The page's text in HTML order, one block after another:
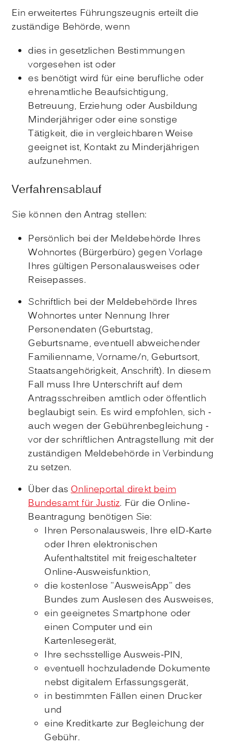
Ein erweitertes Führungszeugnis erteilt die
zuständige Behörde, wenn
dies in gesetzlichen Bestimmungen
vorgesehen ist oder
es benötigt wird für eine berufliche oder
ehrenamtliche Beaufsichtigung,
Betreuung, Erziehung oder Ausbildung
Minderjähriger oder eine sonstige
Tätigkeit, die in vergleichbaren Weise
geeignet ist, Kontakt zu Minderjährigen
aufzunehmen.
Verfahrensablauf
Sie können den Antrag stellen:
Persönlich bei der Meldebehörde Ihres
Wohnortes (Bürgerbüro) gegen Vorlage
Ihres gültigen Personalausweises oder
Reisepasses.
Schriftlich bei der Meldebehörde Ihres
Wohnortes unter Nennung Ihrer
Personendaten (Geburtstag,
Geburtsname, eventuell abweichender
Familienname, Vorname/n, Geburtsort,
Staatsangehörigkeit, Anschrift). In diesem
Fall muss Ihre Unterschrift auf dem
Antragsschreiben amtlich oder öffentlich
beglaubigt sein. Es wird empfohlen, sich -
auch wegen der Gebührenbegleichung -
vor der schriftlichen Antragstellung mit der
zuständigen Meldebehörde in Verbindung
zu setzen.
Über dasOnlineportal direkt beim
Bundesamt für Justiz. Für die Online-
Beantragung benötigen Sie:
Ihren Personalausweis, Ihre eID-Karte
oder Ihren elektronischen
Aufenthaltstitel mit freigeschalteter
Online-Ausweisfunktion,
die kostenlose "AusweisApp" des
Bundes zum Auslesen des Ausweises,
ein geeignetes Smartphone oder
einen Computer und ein
Kartenlesegerät,
Ihre sechsstellige Ausweis-PIN,
eventuell hochzuladende Dokumente
nebst digitalem Erfassungsgerät,
in bestimmten Fällen einen Drucker
und
eine Kreditkarte zur Begleichung der
Gebühr.